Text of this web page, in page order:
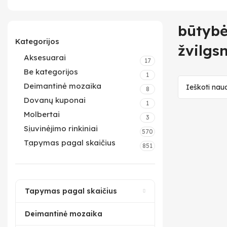
Kategorijos
Aksesuarai
17
Be kategorijos 1
Deimantinė mozaika 8
Dovanų kuponai 1
Molbertai 3
Siuvinėjimo rinkiniai 570
Tapymas pagal skaičius 851
Tapymas pagal skaičius
Deimantinė mozaika